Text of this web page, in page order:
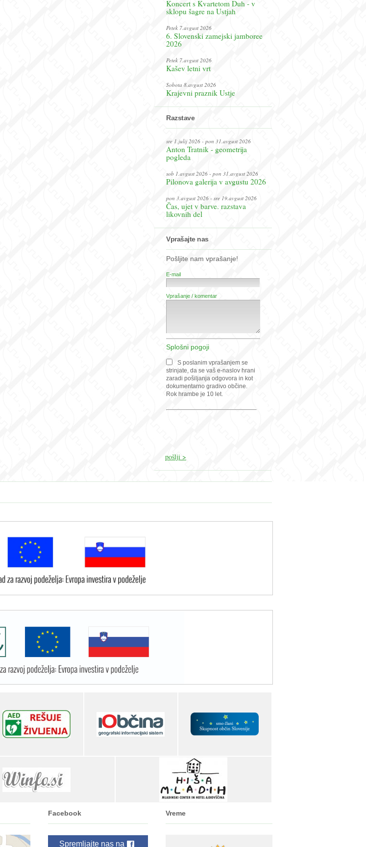
Koncert s Kvartetom Duh - v
sklopu šagre na Ustjah
Petek 7.avgust 2026
6. Slovenski zamejski jamboree
2026
Petek 7.avgust 2026
Kašev letni vrt
Sobota 8.avgust 2026
Krajevni praznik Ustje
Razstave
sre 1.julij 2026 - pon 31.avgust 2026
Anton Tratnik - geometrija
pogleda
sob 1.avgust 2026 - pon 31.avgust 2026
Pilonova galerija v avgustu 2026
pon 3.avgust 2026 - sre 19.avgust 2026
Čas, ujet v barve. razstava
likovnih del
Vprašajte nas
Pošljite nam vprašanje!
E-mail
Vprašanje / komentar
Splošni pogoji
S poslanim vprašanjem se
strinjate, da se vaš e-naslov hrani
zaradi pošiljanja odgovora in kot
dokumentarno gradivo občine.
Rok hrambe je 10 let.
Facebook
Spremljajte nas na
Vreme